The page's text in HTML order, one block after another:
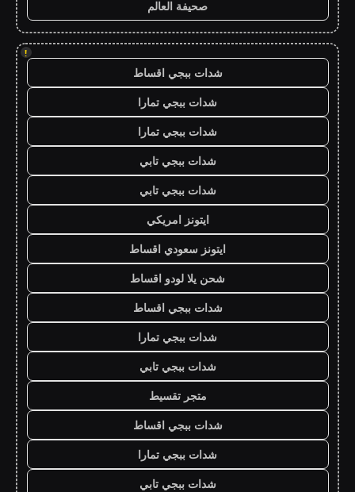
صحيفة العالم
!
شدات ببجي اقساط
شدات ببجي تمارا
شدات ببجي تمارا
شدات ببجي تابي
شدات ببجي تابي
ايتونز امريكي
ايتونز سعودي اقساط
شحن يلا لودو اقساط
شدات ببجي اقساط
شدات ببجي تمارا
شدات ببجي تابي
متجر تقسيط
شدات ببجي اقساط
شدات ببجي تمارا
شدات ببجي تابي